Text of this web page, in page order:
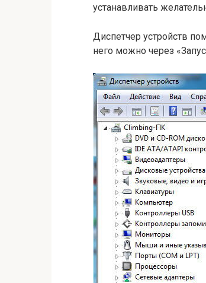
устанавливать
Диспетчер устройств
него можно через